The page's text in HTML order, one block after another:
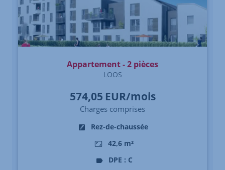
Appartement - 2 pièces
LOOS
574,05 EUR/mois
Charges comprises
Rez-de-chaussée
42,6 m²
DPE : C